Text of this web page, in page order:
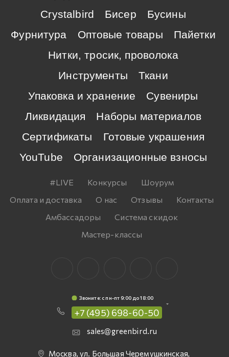
Crystalbird
Бисер
Бусины
Фурнитура
Оптовые товары
Пайетки
Нитки, тросик, проволока
Инструменты
Ткани
Упаковка и хранение
Сувениры
Ликвидация
Наборы материалов
Сертификаты
Готовые украшения
YouTube
Организационные взносы
#LIVE Конкурсы
Шоурум
Оплата и доставка
О нас Отзывы
Контакты
Амбассадоры
Система скидок
Мастер-классы
Звоните: c пн-пт 9:00 до 18:00
+7 (495) 698-60-50
sales@greenbird.ru
Москва, ул. Большая Черемушкинская,